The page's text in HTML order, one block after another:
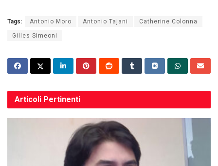
Tags: Antonio Moro Antonio Tajani Catherine Colonna
Gilles Simeoni
Articoli Pertinenti